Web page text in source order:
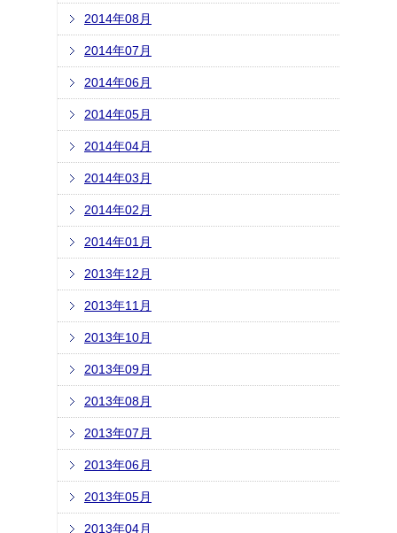
2014年08月
2014年07月
2014年06月
2014年05月
2014年04月
2014年03月
2014年02月
2014年01月
2013年12月
2013年11月
2013年10月
2013年09月
2013年08月
2013年07月
2013年06月
2013年05月
2013年04月